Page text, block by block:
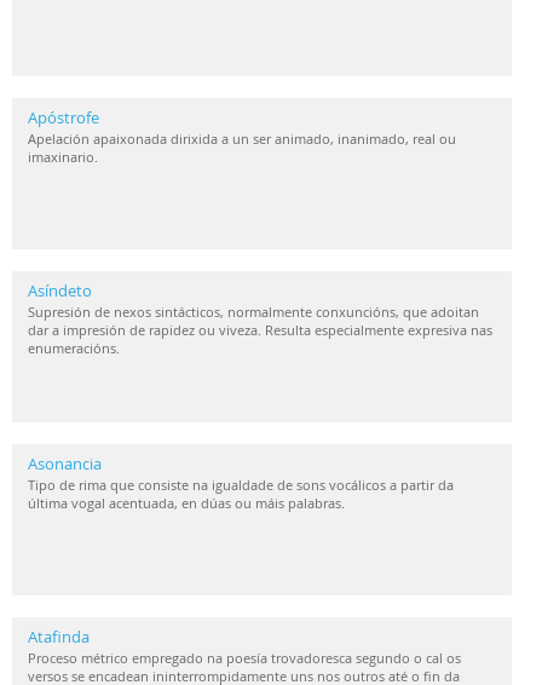
Apóstrofe
Apelación apaixonada dirixida a un ser animado, inanimado, real ou
imaxinario.
Asíndeto
Supresión de nexos sintácticos, normalmente conxuncións, que adoitan
dar a impresión de rapidez ou viveza. Resulta especialmente expresiva nas
enumeracións.
Asonancia
Tipo de rima que consiste na igualdade de sons vocálicos a partir da
última vogal acentuada, en dúas ou máis palabras.
Atafinda
Proceso métrico empregado na poesía trovadoresca segundo o cal os
versos se encadean ininterrompidamente uns nos outros até o fin da